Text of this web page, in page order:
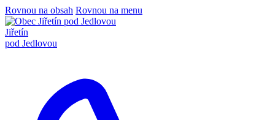
Rovnou na obsah Rovnou na menu
Jiřetín
pod Jedlovou